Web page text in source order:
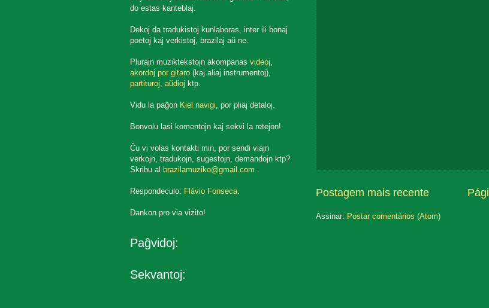
Postagem mais recente
Assinar: Postar comentários (Atom)
do estas kanteblaj.
Dekoj da tradukistoj kunlaboras, inter ili bonaj
poetoj kaj verkistoj, brazilaj aŭ ne.
Plurajn muziktekstojn akompanas videoj,
akordoj por gitaro(kaj aliaj instrumentoj),
partituroj, aŭdioj ktp.
Vidu la paĝon Kiel navigi, por pliaj detaloj.
Bonvolu lasi komentojn kaj sekvi la retejon!
Ĉu vi volas kontakti min, por sendi viajn
verkojn, tradukojn, sugestojn, demandojn ktp?
Skribu al brazilamuziko@gmail.com .
Respondeculo: Flávio Fonseca.
Dankon pro via vizito!
Paĝvidoj:
Sekvantoj: